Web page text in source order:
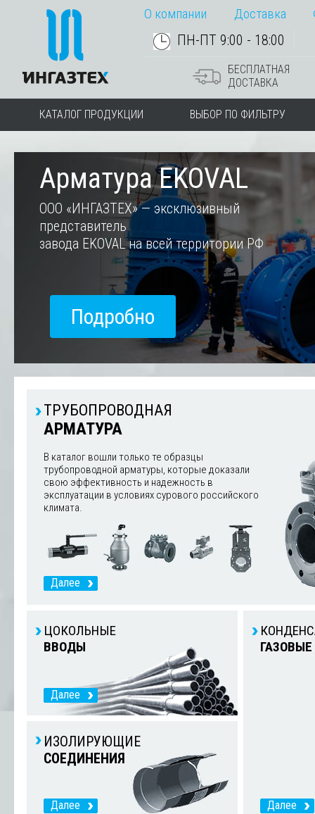
О компании Доставка
ПН-ПТ 9:00 - 18:00
БЕСПЛАТНАЯ
ДОСТАВКА
КАТАЛОГ ПРОДУКЦИИ ВЫБОР ПО ФИЛЬТРУ
Арматура EKOVAL
ООО «ИНГАЗТЕХ» — эксклюзивный
представитель
завода EKOVAL на всей территории РФ
Подробно
ТРУБОПРОВОДНАЯ
АРМАТУРА
В каталог вошли только те образцы
трубопроводной арматуры, которые доказали
свою эффективность и надежность в
эксплуатации в условиях сурового российского
климата.
Далее
ЦОКОЛЬНЫЕ
ВВОДЫ
Далее
ИЗОЛИРУЮЩИЕ
СОЕДИНЕНИЯ
Далее
ГАЗОВЫЕ
Далее